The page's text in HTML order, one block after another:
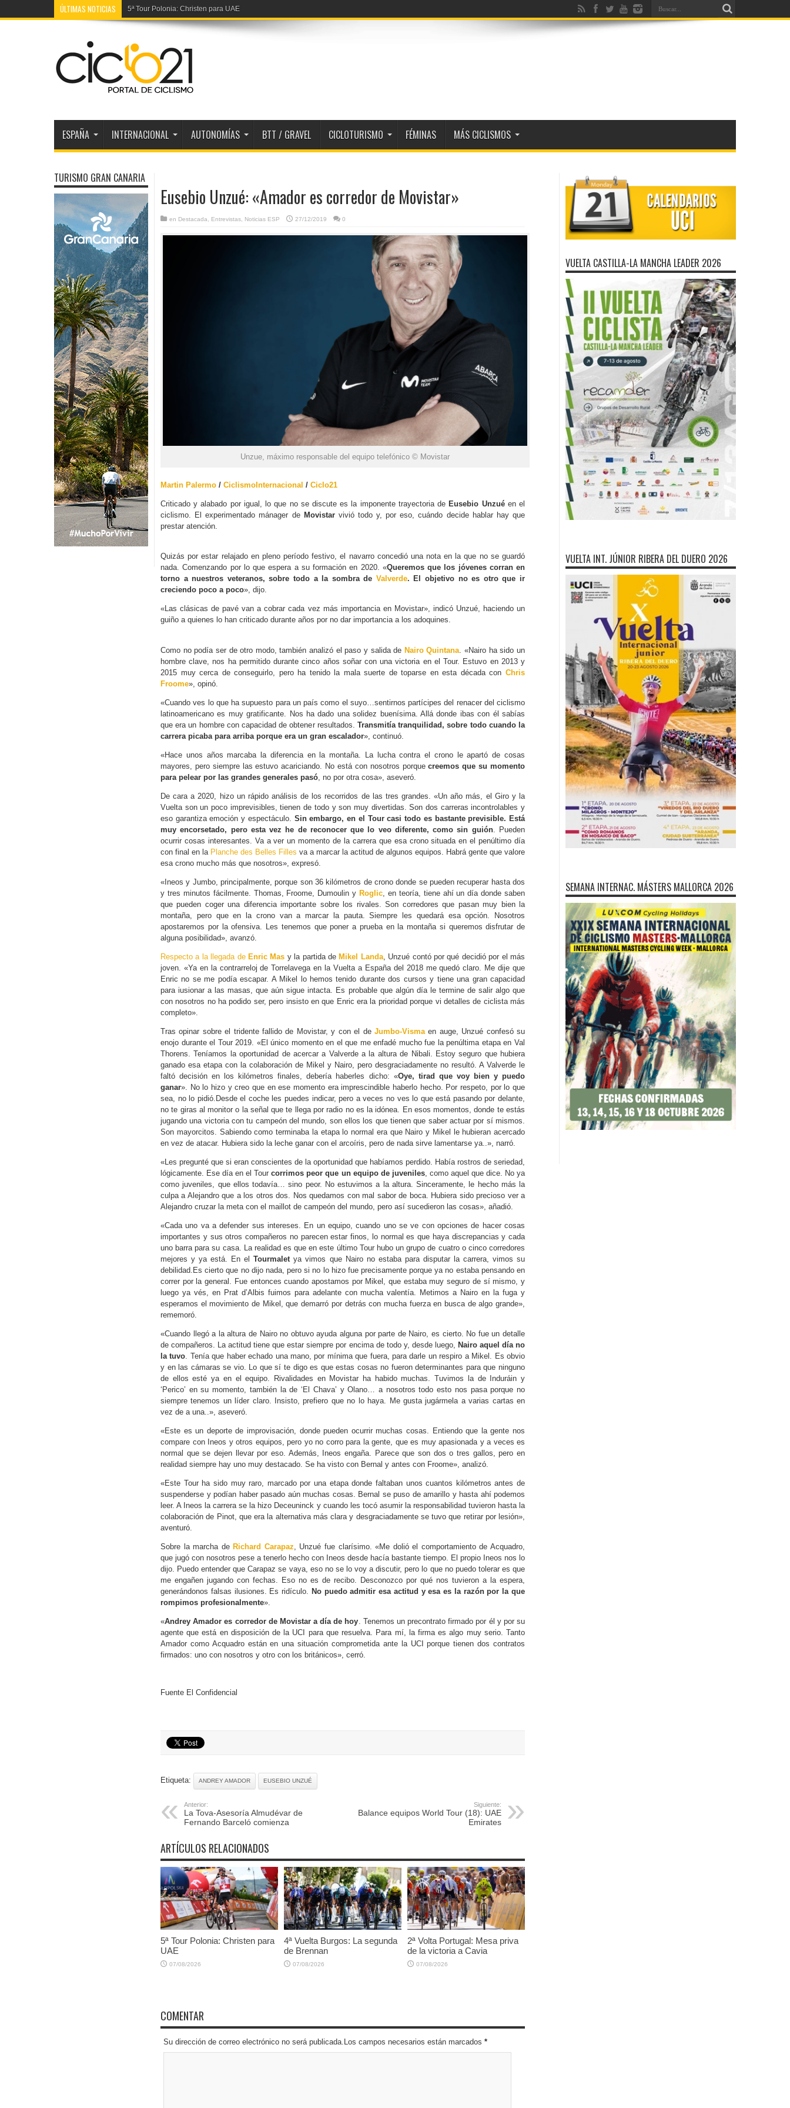
ÚLTIMAS NOTICIAS 5ª Tour Polonia: Christen para UAE
ESPAÑA INTERNACIONAL AUTONOMÍAS BTT / GRAVEL CICLOTURISMO FÉMINAS MÁS CICLISMOS
Eusebio Unzué: «Amador es corredor de Movistar»
en Destacada Entrevistas Noticias ESP 27/12/2019 0
Unzue, máximo responsable del equipo telefónico © Movistar
Martin Palermo / CiclismoInternacional / Ciclo21
Criticado y alabado por igual, lo que no se discute es la imponente trayectoria de Eusebio Unzuéen el
ciclismo. El experimentado mánager de Movistarvivió todo y, por eso, cuándo decide hablar hay que
prestar atención.
Quizás por estar relajado en pleno período festivo, el navarro concedió una nota en la que no se guardó
nada. Comenzando por lo que espera a su formación en 2020. «Queremos que los jóvenes corran en
torno a nuestros veteranos, sobre todo a la sombra de Valverde. El objetivo no es otro que ir
creciendo poco a poco», dijo.
«Las clásicas de pavé van a cobrar cada vez más importancia en Movistar», indicó Unzué, haciendo un
guiño a quienes lo han criticado durante años por no dar importancia a los adoquines.
Como no podía ser de otro modo, también analizó el paso y salida de Nairo Quintana. «Nairo ha sido un
hombre clave, nos ha permitido durante cinco años soñar con una victoria en el Tour. Estuvo en 2013 y
2015 muy cerca de conseguirlo, pero ha tenido la mala suerte de toparse en esta década con Chris
Froome», opinó.
«Cuando ves lo que ha supuesto para un país como el suyo…sentirnos partícipes del renacer del ciclismo
latinoamericano es muy gratificante. Nos ha dado una solidez buenísima. Allá donde ibas con él sabías
que era un hombre con capacidad de obtener resultados. Transmitía tranquilidad, sobre todo cuando la
carrera picaba para arriba porque era un gran escalador», continuó.
«Hace unos años marcaba la diferencia en la montaña. La lucha contra el crono le apartó de cosas
mayores, pero siempre las estuvo acariciando. No está con nosotros porquecreemos que su momento
para pelear por las grandes generales pasó, no por otra cosa», aseveró.
De cara a 2020, hizo un rápido análisis de los recorridos de las tres grandes. «Un año más, el Giro y la
Vuelta son un poco imprevisibles, tienen de todo y son muy divertidas. Son dos carreras incontrolables y
eso garantiza emoción y espectáculo. Sin embargo, en el Tour casi todo es bastante previsible. Está
muy encorsetado, pero esta vez he de reconocer que lo veo diferente, como sin guión. Pueden
ocurrir cosas interesantes. Va a ver un momento de la carrera que esa crono situada en el penúltimo día
con final en la Planche des Belles Filles va a marcar la actitud de algunos equipos. Habrá gente que valore
esa crono mucho más que nosotros», expresó.
«Ineos y Jumbo, principalmente, porque son 36 kilómetros de crono donde se pueden recuperar hasta dos
y tres minutos fácilmente. Thomas, Froome, Dumoulin y Roglic, en teoría, tiene ahí un día donde saben
que pueden coger una diferencia importante sobre los rivales. Son corredores que pasan muy bien la
montaña, pero que en la crono van a marcar la pauta. Siempre les quedará esa opción. Nosotros
apostaremos por la ofensiva. Les tenemos que poner a prueba en la montaña si queremos disfrutar de
alguna posibilidad», avanzó.
Respecto a la llegada de Enric Mas y la partida de Mikel Landa, Unzué contó por qué decidió por el más
joven. «Ya en la contrarreloj de Torrelavega en la Vuelta a España del 2018 me quedó claro. Me dije que
Enric no se me podía escapar. A Mikel lo hemos tenido durante dos cursos y tiene una gran capacidad
para iusionar a las masas, que aún sigue intacta. Es probable que algún día le termine de salir algo que
con nosotros no ha podido ser, pero insisto en que Enric era la prioridad porque vi detalles de ciclista más
completo».
Tras opinar sobre el tridente fallido de Movistar, y con el de Jumbo-Vismaen auge, Unzué confesó su
enojo durante el Tour 2019. «El único momento en el que me enfadé mucho fue la penúltima etapa en Val
Thorens. Teníamos la oportunidad de acercar a Valverde a la altura de Nibali. Estoy seguro que hubiera
ganado esa etapa con la colaboración de Mikel y Nairo, pero desgraciadamente no resultó. A Valverde le
faltó decisión en los kilómetros finales, debería haberles dicho: «Oye, tirad que voy bien y puedo
ganar». No lo hizo y creo que en ese momento era imprescindible haberlo hecho. Por respeto, por lo que
sea, no lo pidió.Desde el coche les puedes indicar, pero a veces no ves lo que está pasando por delante,
no te giras al monitor o la señal que te llega por radio no es la idónea. En esos momentos, donde te estás
jugando una victoria con tu campeón del mundo, son ellos los que tienen que saber actuar por sí mismos.
Son mayorcitos. Sabiendo como terminaba la etapa lo normal era que Nairo y Mikel le hubieran acercado
en vez de atacar. Hubiera sido la leche ganar con el arcoíris, pero de nada sirve lamentarse ya..», narró.
«Les pregunté que si eran conscientes de la oportunidad que habíamos perdido. Había rostros de seriedad,
lógicamente. Ese día en el Tourcorrimos peor que un equipo de juveniles, como aquel que dice. No ya
como juveniles, que ellos todavía… sino peor. No estuvimos a la altura. Sinceramente, le hecho más la
culpa a Alejandro que a los otros dos. Nos quedamos con mal sabor de boca. Hubiera sido precioso ver a
Alejandro cruzar la meta con el maillot de campeón del mundo, pero así sucedieron las cosas», añadió.
«Cada uno va a defender sus intereses. En un equipo, cuando uno se ve con opciones de hacer cosas
importantes y sus otros compañeros no parecen estar finos, lo normal es que haya discrepancias y cada
uno barra para su casa. La realidad es que en este último Tour hubo un grupo de cuatro o cinco corredores
mejores y ya está. En elTourmaletya vimos que Nairo no estaba para disputar la carrera, vimos su
debilidad.Es cierto que no dijo nada, pero si no lo hizo fue precisamente porque ya no estaba pensando en
correr por la general. Fue entonces cuando apostamos por Mikel, que estaba muy seguro de sí mismo, y
luego ya vés, en Prat d’Albis fuimos para adelante con mucha valentía. Metimos a Nairo en la fuga y
esperamos el movimiento de Mikel, que demarró por detrás con mucha fuerza en busca de algo grande»,
rememoró.
«Cuando llegó a la altura de Nairo no obtuvo ayuda alguna por parte de Nairo, es cierto. No fue un detalle
de compañeros. La actitud tiene que estar siempre por encima de todo y, desde luego, Nairo aquel día no
la tuvo. Tenía que haber echado una mano, por mínima que fuera, para darle un respiro a Mikel. Es obvio
y en las cámaras se vio. Lo que sí te digo es que estas cosas no fueron determinantes para que ninguno
de ellos esté ya en el equipo. Rivalidades en Movistar ha habido muchas. Tuvimos la de Induráin y
‘Perico’ en su momento, también la de ‘El Chava’ y Olano… a nosotros todo esto nos pasa porque no
siempre tenemos un líder claro. Insisto, prefiero que no lo haya. Me gusta jugármela a varias cartas en
vez de a una..», aseveró.
«Este es un deporte de improvisación, donde pueden ocurrir muchas cosas. Entiendo que la gente nos
compare con Ineos y otros equipos, pero yo no corro para la gente, que es muy apasionada y a veces es
normal que se dejen llevar por eso. Además, Ineos engaña. Parece que son dos o tres gallos, pero en
realidad siempre hay uno muy destacado. Se ha visto con Bernal y antes con Froome», analizó.
«Este Tour ha sido muy raro, marcado por una etapa donde faltaban unos cuantos kilómetros antes de
suspenderse y podían haber pasado aún muchas cosas. Bernal se puso de amarillo y hasta ahí podemos
leer. A Ineos la carrera se la hizo Deceuninck y cuando les tocó asumir la responsabilidad tuvieron hasta la
colaboración de Pinot, que era la alternativa más clara y desgraciadamente se tuvo que retirar por lesión»,
aventuró.
Sobre la marcha deRichard Carapaz, Unzué fue clarísimo. «Me dolió el comportamiento de Acquadro,
que jugó con nosotros pese a tenerlo hecho con Ineos desde hacía bastante tiempo. El propio Ineos nos lo
dijo. Puedo entender que Carapaz se vaya, eso no se lo voy a discutir, pero lo que no puedo tolerar es que
me engañen jugando con fechas. Eso no es de recibo. Desconozco por qué nos tuvieron a la espera,
generándonos falsas ilusiones. Es ridículo. No puedo admitir esa actitud y esa es la razón por la que
rompimos profesionalmente».
«Andrey Amador es corredor de Movistar a día de hoy. Tenemos un precontrato firmado por él y por su
agente que está en disposición de la UCI para que resuelva. Para mí, la firma es algo muy serio. Tanto
Amador como Acquadro están en una situación comprometida ante la UCI porque tienen dos contratos
firmados: uno con nosotros y otro con los británicos», cerró.
Fuente El Confidencial
Etiqueta: ANDREY AMADOR EUSEBIO UNZUÉ
Anterior:
La Tova-Asesoría Almudévar de
Fernando Barceló comienza
Siguiente:
Balance equipos World Tour (18): UAE
Emirates
ARTÍCULOS RELACIONADOS
5ª Tour Polonia: Christen para
UAE
07/08/2026
4ª Vuelta Burgos: La segunda
de Brennan
07/08/2026
2ª Volta Portugal: Mesa priva
de la victoria a Cavia
07/08/2026
COMENTAR
Su dirección de correo electrónico no será publicada.Los campos necesarios están marcados *
TURISMO GRAN CANARIA
VUELTA CASTILLA-LA MANCHA LEADER 2026
VUELTA INT. JÚNIOR RIBERA DEL DUERO 2026
SEMANA INTERNAC. MÁSTERS MALLORCA 2026